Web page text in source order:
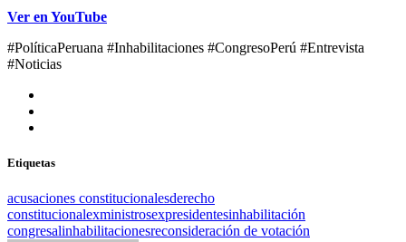
Ver en YouTube
#PolíticaPeruana #Inhabilitaciones #CongresoPerú #Entrevista
#Noticias
Etiquetas
acusaciones constitucionalesderecho
constitucionalexministrosexpresidentesinhabilitación
congresalinhabilitacionesreconsideración de votación